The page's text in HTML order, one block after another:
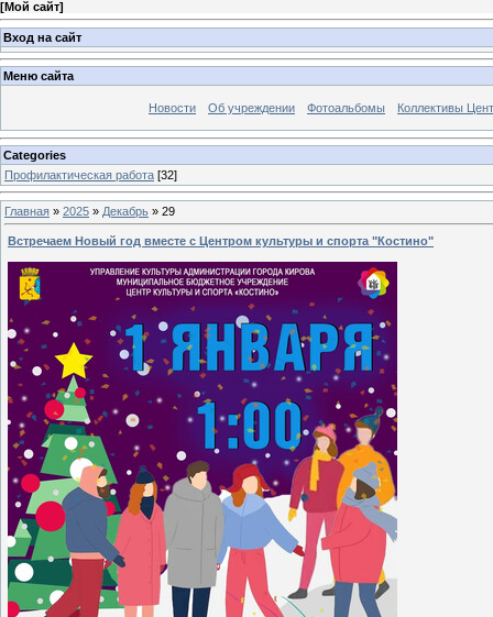
[Мой сайт]
Вход на сайт
Меню сайта
Новости Об учреждении Фотоальбомы Коллективы
Categories
Профилактическая работа [32]
Главная » 2025 » Декабрь » 29
Встречаем Новый год вместе с Центром культуры и спорта "Костино"